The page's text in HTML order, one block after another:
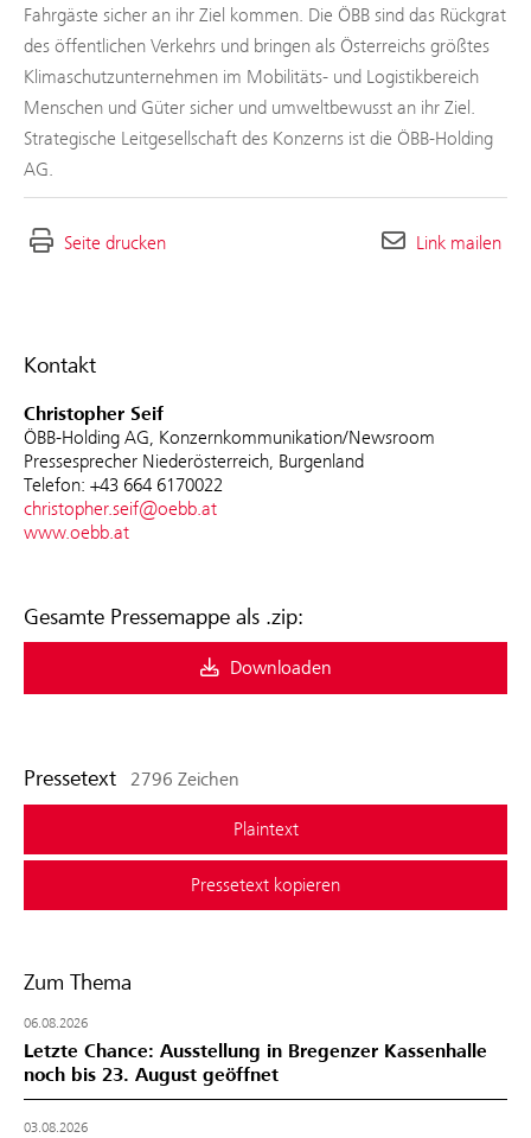
Kontakt
Christopher Seif
ÖBB-Holding AG, Konzernkommunikation/Newsroom
Pressesprecher Niederösterreich, Burgenland
Telefon: +43 664 6170022
christopher.seif@oebb.at
www.oebb.at
Gesamte Pressemappe als .zip:
Downloaden
Pressetext 2796 Zeichen
Plaintext
Pressetext kopieren
Zum Thema
06.08.2026
Letzte Chance: Ausstellung in Bregenzer Kassenhalle
noch bis 23. August geöffnet
03.08.2026
Fahrgäste sicher an ihr Ziel kommen. Die ÖBB sind das Rückgrat
des öffentlichen Verkehrs und bringen als Österreichs größtes
Klimaschutzunternehmen im Mobilitäts- und Logistikbereich
Menschen und Güter sicher und umweltbewusst an ihr Ziel.
Strategische Leitgesellschaft des Konzerns ist die ÖBB-Holding
AG.
Seite drucken Link mailen